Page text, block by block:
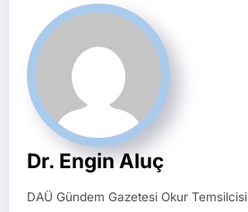
Dr. Engin Aluç
DAÜ Gündem Gazetesi Okur Temsilcisi